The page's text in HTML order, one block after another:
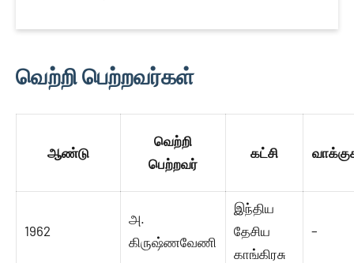
வெற்றி பெற்றவர்கள்
ஆண்டு
வெற்றி
பெற்றவர்
கட்சி
1962
அ.
கிருஷ்ணவேணி
இந்திய
தேசிய
காங்கிரசு
–